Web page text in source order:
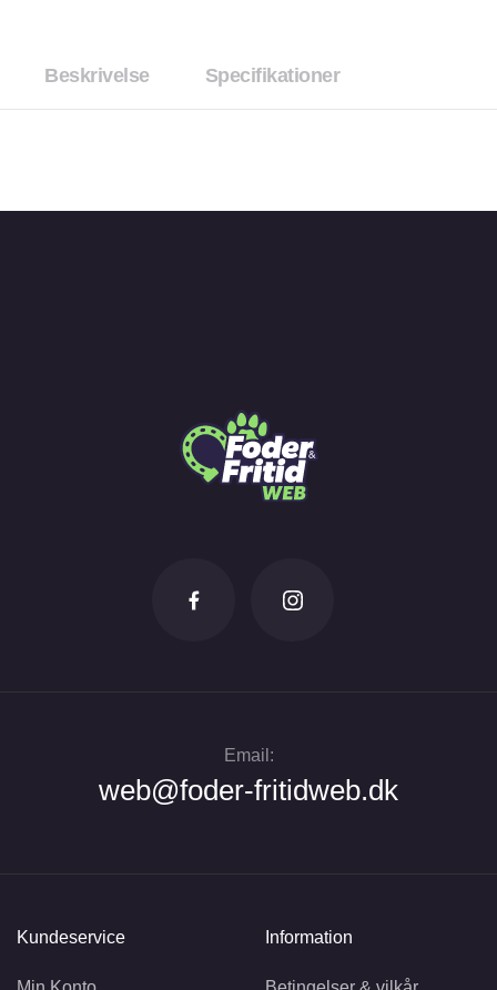
Beskrivelse Specifikationer
Email:
web@foder-fritidweb.dk
Kundeservice Information